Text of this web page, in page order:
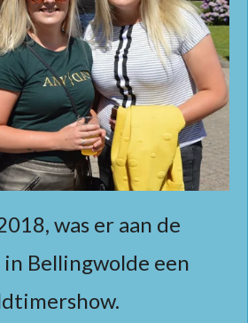
was er aan de
Bellingwolde een